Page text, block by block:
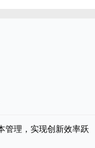
管理，实现创新效率跃